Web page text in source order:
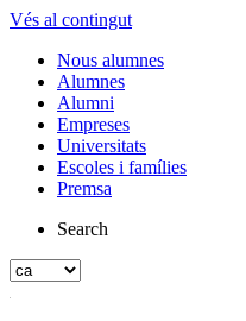
Vés al contingut
Nous alumnes
Alumnes
Alumni
Empreses
Universitats
Escoles i famílies
Premsa
Search